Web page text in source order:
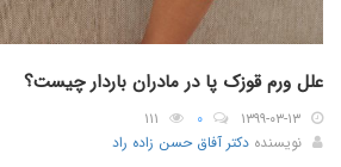
علل ورم قوزک پا در مادران باردار چیست؟
۱۳۹۹-۰۳-۱۳ ۰
۱۱۱
نویسنده دکتر آفاق حسن زاده راد